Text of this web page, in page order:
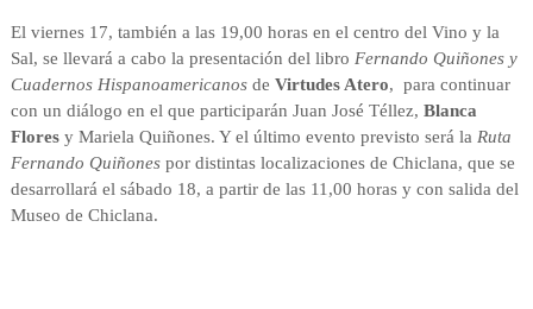
El viernes 17, también a las 19,00 horas en el centro del Vino y la
Sal, se llevará a cabo la presentación del libro Fernando Quiñones y
Cuadernos Hispanoamericanosde Virtudes Atero, para continuar
con un diálogo en el que participarán Juan José Téllez, Blanca
Floresy Mariela Quiñones. Y el último evento previsto será la Ruta
Fernando Quiñones por distintas localizaciones de Chiclana, que se
desarrollará el sábado 18, a partir de las 11,00 horas y con salida del
Museo de Chiclana.